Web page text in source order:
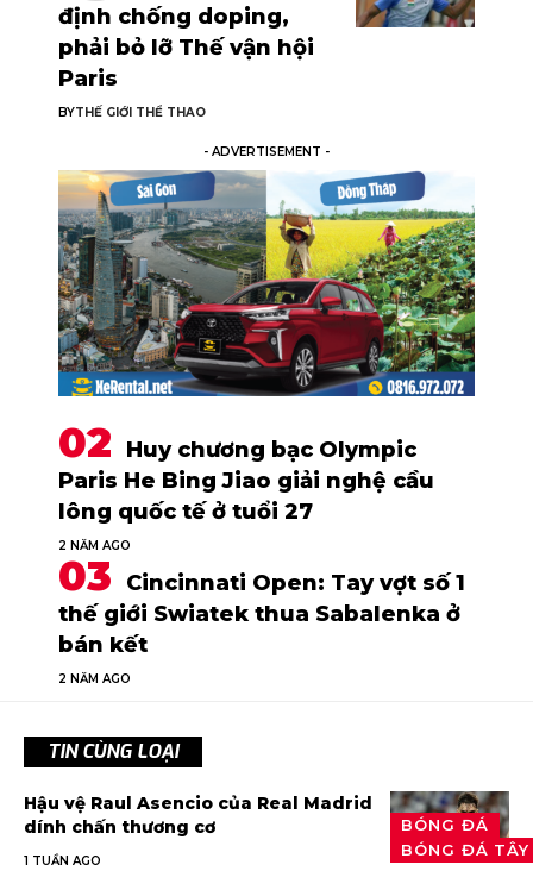
định chống doping,
phải bỏ lỡ Thế vận hội
Paris
BYTHẾ GIỚI THỂ THAO
- ADVERTISEMENT -
Huy chương bạc Olympic
Paris He Bing Jiao giải nghệ cầu
lông quốc tế ở tuổi 27
2 NĂM AGO
Cincinnati Open: Tay vợt số 1
thế giới Swiatek thua Sabalenka ở
bán kết
2 NĂM AGO
TIN CÙNG LOẠI
BÓNG ĐÁ
BÓNG ĐÁ
Hậu vệ Raul Asencio của Real Madrid
dính chấn thương cơ
1 TUẦN AGO